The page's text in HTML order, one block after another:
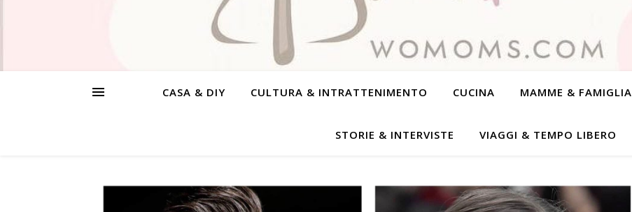
CASA & DIY CULTURA & INTRATTENIMENTO CUCINA MAMME & FAMIGLIA
STORIE & INTERVISTE VIAGGI & TEMPO LIBERO